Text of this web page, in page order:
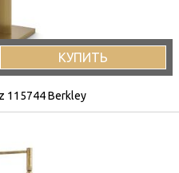
КУПИТЬ
115744 Berkley